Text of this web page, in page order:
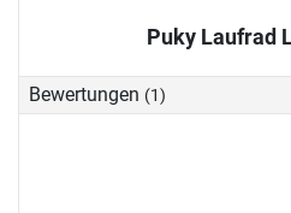
Puky Laufrad
Bewertungen (1)